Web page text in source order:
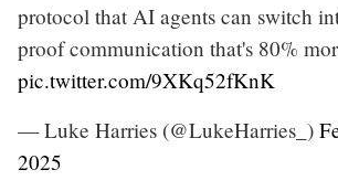
protocol that AI agents can switch
proof communication that's 80%
pic.twitter.com/9XKq52fKnK
— Luke Harries (@LukeHarries_)
2025